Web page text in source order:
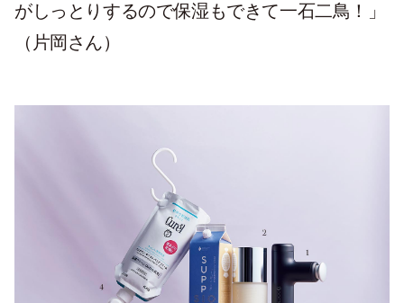
がしっとりするので保湿もできて一石二鳥！」
（片岡さん）